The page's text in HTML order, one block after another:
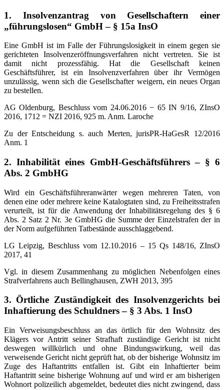
1. Insolvenzantrag von Gesellschaftern einer
„führungslosen“ GmbH – § 15a InsO
Eine GmbH ist im Falle der Führungslosigkeit in einem gegen sie
gerichteten Insolvenzeröffnungsverfahren nicht vertreten. Sie ist
damit nicht prozessfähig. Hat die Gesellschaft keinen
Geschäftsführer, ist ein Insolvenzverfahren über ihr Vermögen
unzulässig, wenn sich die Gesellschafter weigern, ein neues Organ
zu bestellen.
AG Oldenburg, Beschluss vom 24.06.2016 − 65 IN 9/16, ZInsO
2016, 1712 = NZI 2016, 925 m. Anm. Laroche
Zu der Entscheidung s. auch Merten, jurisPR-HaGesR 12/2016
Anm. 1
2. Inhabilität eines GmbH-Geschäftsführers – § 6
Abs. 2 GmbHG
Wird ein Geschäftsführeranwärter wegen mehreren Taten, von
denen eine oder mehrere keine Katalogtaten sind, zu Freiheitsstrafen
verurteilt, ist für die Anwendung der Inhabilitätsregelung des § 6
Abs. 2 Satz 2 Nr. 3e GmbHG die Summe der Einzelstrafen der in
der Norm aufgeführten Tatbestände ausschlaggebend.
LG Leipzig, Beschluss vom 12.10.2016 – 15 Qs 148/16, ZInsO
2017, 41
Vgl. in diesem Zusammenhang zu möglichen Nebenfolgen eines
Strafverfahrens auch Bellinghausen, ZWH 2013, 395
3. Örtliche Zuständigkeit des Insolvenzgerichts bei
Inhaftierung des Schuldners – § 3 Abs. 1 InsO
Ein Verweisungsbeschluss an das örtlich für den Wohnsitz des
Klägers vor Antritt seiner Strafhaft zuständige Gericht ist nicht
deswegen willkürlich und ohne Bindungswirkung, weil das
verweisende Gericht nicht geprüft hat, ob der bisherige Wohnsitz im
Zuge des Haftantritts entfallen ist. Gibt ein Inhaftierter beim
Haftantritt seine bisherige Wohnung auf und wird er am bisherigen
Wohnort polizeilich abgemeldet, bedeutet dies nicht zwingend, dass